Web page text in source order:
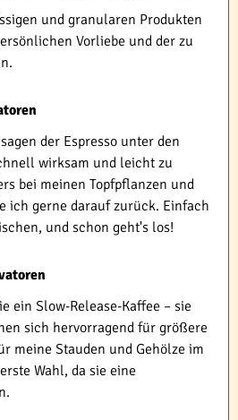
und granularen Produkten
Vorliebe und der zu
der Espresso unter den
wirksam und leicht zu
bei meinen Topfpflanzen und
ich gerne darauf zurück. Einfach
und schon geht's los!
ein Slow-Release-Kaffee – sie
sich hervorragend für größere
meine Stauden und Gehölze im
Wahl, da sie eine